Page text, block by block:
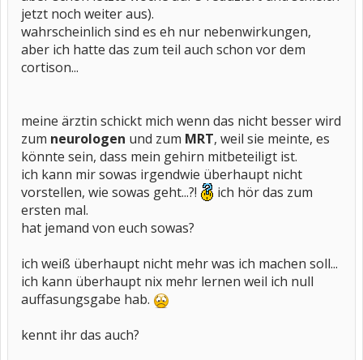
jetzt noch weiter aus).
wahrscheinlich sind es eh nur nebenwirkungen,
aber ich hatte das zum teil auch schon vor dem
cortison...
meine ärztin schickt mich wenn das nicht besser wird
zum neurologen und zum MRT, weil sie meinte, es
könnte sein, dass mein gehirn mitbeteiligt ist.
ich kann mir sowas irgendwie überhaupt nicht
vorstellen, wie sowas geht...?!
ich hör das zum
ersten mal.
hat jemand von euch sowas?
ich weiß überhaupt nicht mehr was ich machen soll...
ich kann überhaupt nix mehr lernen weil ich null
auffasungsgabe hab.
kennt ihr das auch?